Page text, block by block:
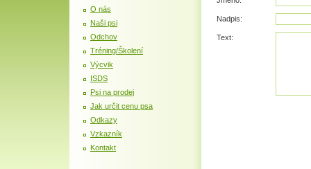
O nás
Naši psi
Odchov
Tréning/Školení
Výcvik
ISDS
Psi na prodej
Jak určit cenu psa
Odkazy
Vzkazník
Kontakt
Nadpis:
Text: